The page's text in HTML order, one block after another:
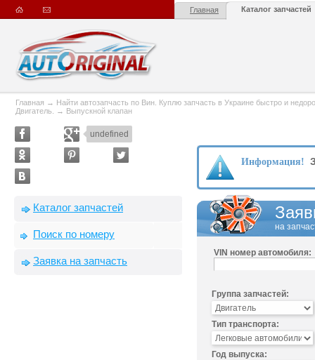
Главная Каталог запчастей
Главная → Найти автозапчасть по Вин. Куплю запчасть в Украине быстро и
Двигатель.
→ Выпускной клапан
undefined
Каталог запчастей
Поиск по номеру
Заявка на запчасть
Информация!
на
VIN номер автомобиля:
Группа запчастей:
Тип транспорта:
Год выпуска: